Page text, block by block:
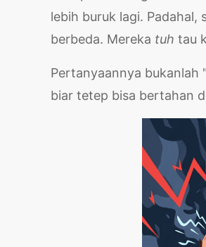
lebih buruk lagi.
berbeda. Mereka tuh tau
Pertanyaannya bukanlah
biar tetep bisa bertahan